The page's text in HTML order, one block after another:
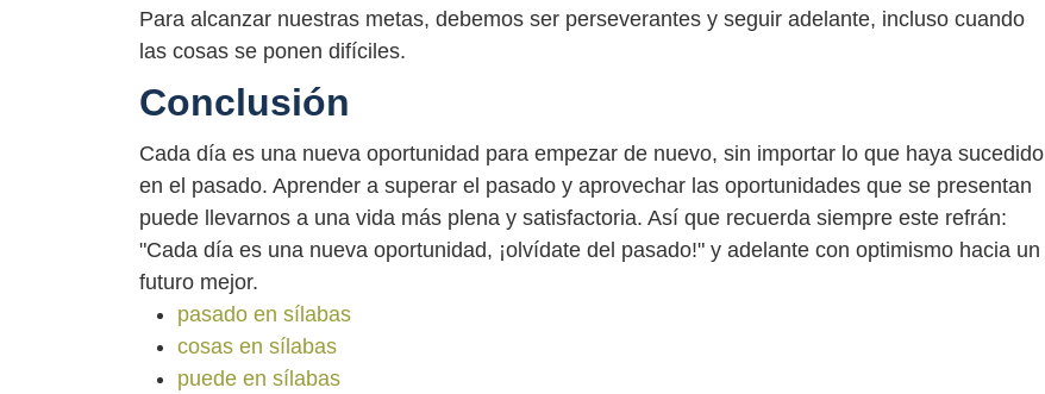
Para alcanzar nuestras metas, debemos ser perseverantes y seguir adelante, incluso cuando
las cosas se ponen difíciles.
Conclusión
Cada día es una nueva oportunidad para empezar de nuevo, sin importar lo que haya sucedido
en el pasado. Aprender a superar el pasado y aprovechar las oportunidades que se presentan
puede llevarnos a una vida más plena y satisfactoria. Así que recuerda siempre este refrán:
"Cada día es una nueva oportunidad, ¡olvídate del pasado!" y adelante con optimismo hacia un
futuro mejor.
pasado en sílabas
cosas en sílabas
puede en sílabas